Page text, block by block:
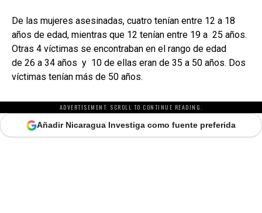
De las mujeres asesinadas, cuatro tenían entre 12 a 18
años de edad, mientras que 12 tenían entre 19 a 25 años.
Otras 4 víctimas se encontraban en el rango de edad
de 26 a 34 años y 10 de ellas eran de 35 a 50 años. Dos
víctimas tenían más de 50 años.
ADVERTISEMENT. SCROLL TO CONTINUE READING.
Añadir Nicaragua Investiga como fuente preferida